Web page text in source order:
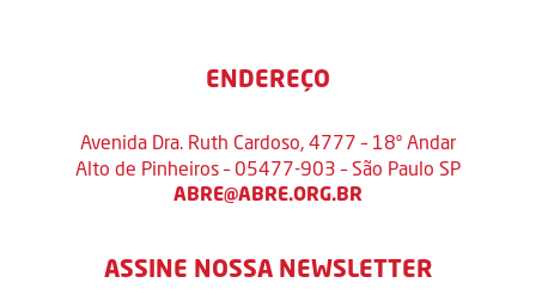
ENDEREÇO
Avenida Dra. Ruth Cardoso, 4777 – 18º Andar
Alto de Pinheiros – 05477-903 – São Paulo SP
ABRE@ABRE.ORG.BR
ASSINE NOSSA NEWSLETTER